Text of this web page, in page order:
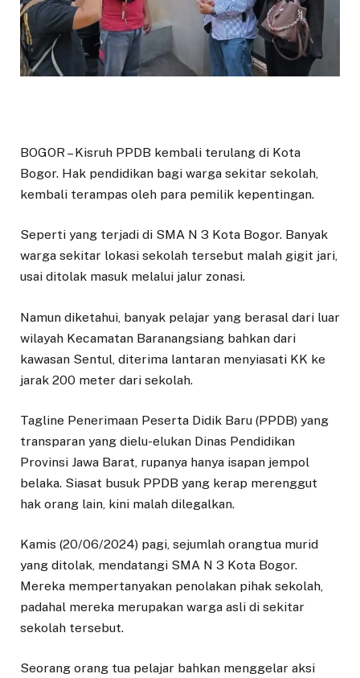
BOGOR – Kisruh PPDB kembali terulang di Kota
Bogor. Hak pendidikan bagi warga sekitar sekolah,
kembali terampas oleh para pemilik kepentingan.
Seperti yang terjadi di SMA N 3 Kota Bogor. Banyak
warga sekitar lokasi sekolah tersebut malah gigit jari,
usai ditolak masuk melalui jalur zonasi.
Namun diketahui, banyak pelajar yang berasal dari luar
wilayah Kecamatan Baranangsiang bahkan dari
kawasan Sentul, diterima lantaran menyiasati KK ke
jarak 200 meter dari sekolah.
Tagline Penerimaan Peserta Didik Baru (PPDB) yang
transparan yang dielu-elukan Dinas Pendidikan
Provinsi Jawa Barat, rupanya hanya isapan jempol
belaka. Siasat busuk PPDB yang kerap merenggut
hak orang lain, kini malah dilegalkan.
Kamis (20/06/2024) pagi, sejumlah orangtua murid
yang ditolak, mendatangi SMA N 3 Kota Bogor.
Mereka mempertanyakan penolakan pihak sekolah,
padahal mereka merupakan warga asli di sekitar
sekolah tersebut.
Seorang orang tua pelajar bahkan menggelar aksi